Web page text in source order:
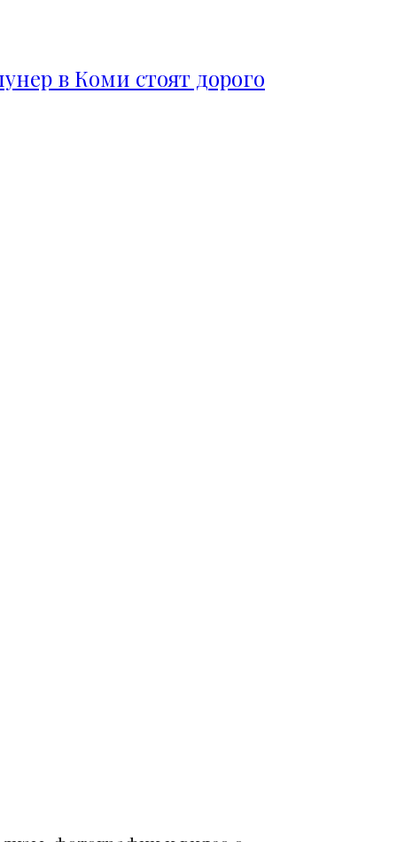
в Коми стоят дорого